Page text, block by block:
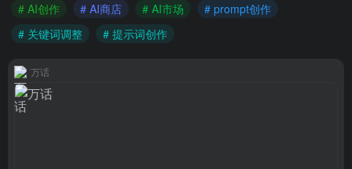
# AI创作
# AI商店 # AI市场
# prompt创作
# 关键词调整
# 提示词创作
万话